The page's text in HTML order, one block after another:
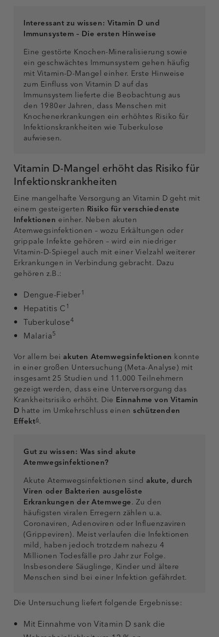
Interessant zu wissen: Vitamin D und
Immunsystem – Die ersten Hinweise
Eine gestörte Knochen-Mineralisierung sowie
ein geschwächtes Immunsystem gehen häufig
mit Vitamin-D-Mangel einher. Erste Hinweise
zum Einfluss von Vitamin D auf das
Immunsystem lieferte die Beobachtung aus
den 1980er Jahren, dass Menschen mit
Knochenerkrankungen ein erhöhtes Risiko für
Infektionskrankheiten wie Tuberkulose
aufwiesen.
Vitamin D-Mangel erhöht das Risiko für
Infektionskrankheiten
Eine mangelhafte Versorgung an Vitamin D geht mit
einem gesteigerten Risiko für verschiedenste
Infektionen einher. Neben akuten
Atemwegsinfektionen – wozu Erkältungen oder
grippale Infekte gehören – wird ein niedriger
Vitamin-D-Spiegel auch mit einer Vielzahl weiterer
Erkrankungen in Verbindung gebracht. Dazu
gehören z.B.:
Dengue-Fieber1
Hepatitis C1
Tuberkulose4
Malaria5
Vor allem beiakuten Atemwegsinfektionen konnte
in einer großen Untersuchung (Meta-Analyse) mit
insgesamt 25 Studien und 11.000 Teilnehmern
gezeigt werden, dass eine Unterversorgung das
Krankheitsrisiko erhöht. Die Einnahme von Vitamin
D hatte im Umkehrschluss einenschützenden
Effekt6.
Gut zu wissen: Was sind akute
Atemwegsinfektionen?
Akute Atemwegsinfektionen sind akute, durch
Viren oder Bakterien ausgelöste
Erkrankungen der Atemwege. Zu den
häufigsten viralen Erregern zählen u.a.
Coronaviren, Adenoviren oder Influenzaviren
(Grippeviren). Meist verlaufen die Infektionen
mild, haben jedoch trotzdem nahezu 4
Millionen Todesfälle pro Jahr zur Folge.
Insbesondere Säuglinge, Kinder und ältere
Menschen sind bei einer Infektion gefährdet.
Die Untersuchung liefert folgende Ergebnisse:
Mit Einnahme von Vitamin D sank die